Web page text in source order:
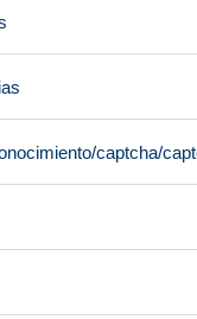
captcha/